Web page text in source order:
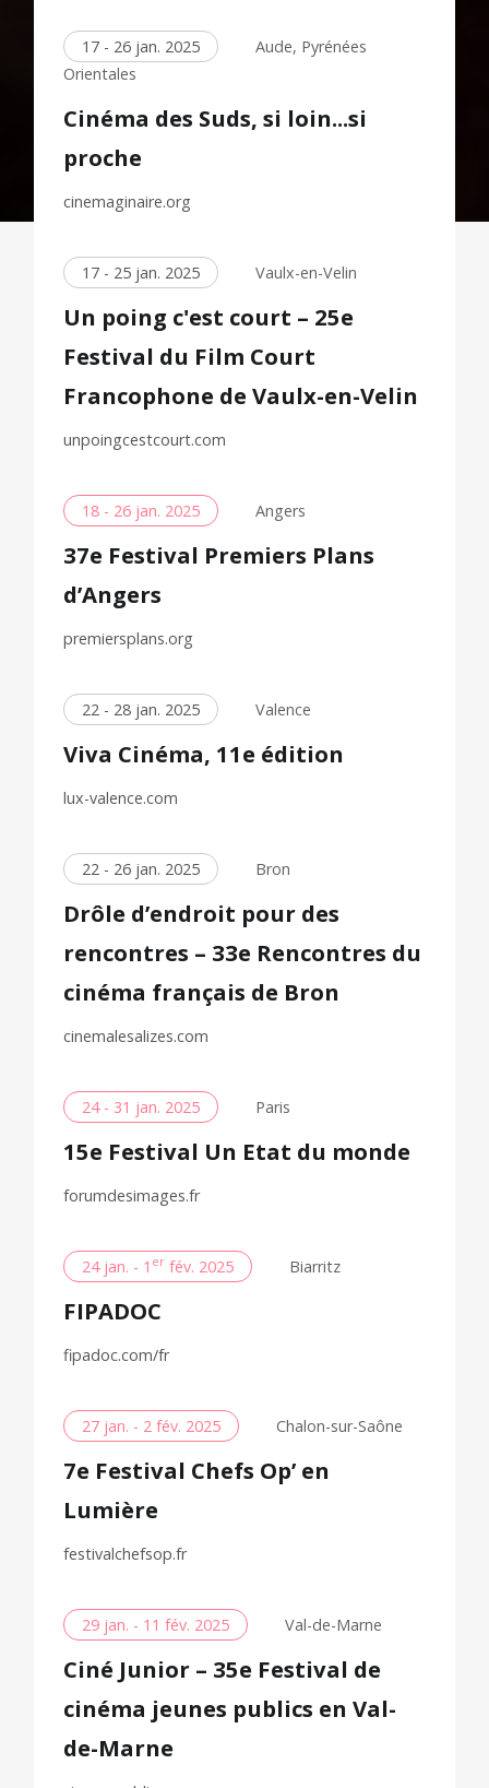
17 - 26 jan. 2025
Aude, Pyrénées
Orientales
Cinéma des Suds, si loin...si
proche
cinemaginaire.org
17 - 25 jan. 2025 Vaulx-en-Velin
Un poing c'est court – 25e
Festival du Film Court
Francophone de Vaulx-en-Velin
unpoingcestcourt.com
18 - 26 jan. 2025 Angers
37e Festival Premiers Plans
d’Angers
premiersplans.org
22 - 28 jan. 2025 Valence
Viva Cinéma, 11e édition
lux-valence.com
22 - 26 jan. 2025 Bron
Drôle d’endroit pour des
rencontres – 33e Rencontres du
cinéma français de Bron
cinemalesalizes.com
24 - 31 jan. 2025 Paris
15e Festival Un Etat du monde
forumdesimages.fr
24 jan. - 1 er fév. 2025 Biarritz
FIPADOC
fipadoc.com/fr
27 jan. - 2 fév. 2025 Chalon-sur-Saône
7e Festival Chefs Op’ en
Lumière
festivalchefsop.fr
29 jan. - 11 fév. 2025 Val-de-Marne
Ciné Junior – 35e Festival de
cinéma jeunes publics en Val-
de-Marne